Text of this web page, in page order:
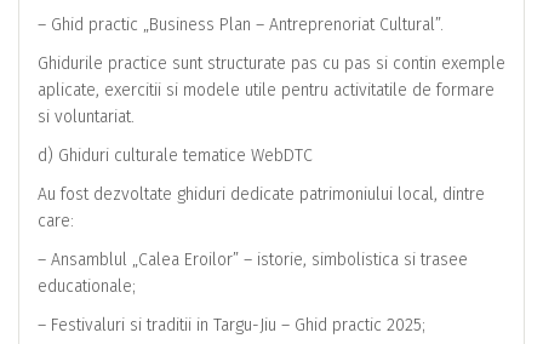
– Ghid practic „Business Plan – Antreprenoriat Cultural”.
Ghidurile practice sunt structurate pas cu pas si contin exemple
aplicate, exercitii si modele utile pentru activitatile de formare
si voluntariat.
d) Ghiduri culturale tematice WebDTC
Au fost dezvoltate ghiduri dedicate patrimoniului local, dintre
care:
– Ansamblul „Calea Eroilor” – istorie, simbolistica si trasee
educationale;
– Festivaluri si traditii in Targu-Jiu – Ghid practic 2025;